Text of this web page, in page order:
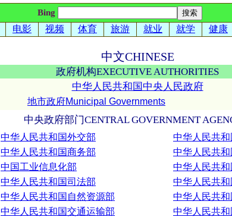
Bing
电影 视频 体育 旅游 就业 就学 健康
中文CHINESE
政府机构EXECUTIVE AUTHORITIES
中华人民共和国中央人民政府
地市政府Municipal Governments
中央政府部门CENTRAL GOVERNMENT
中华人民共和国外交部
中华人民共
中华人民共和国商务部
中华人民共
中国工业信息化部
中华人民共
中华人民共和国司法部
中华人民共
中华人民共和国自然资源部
中华人民共
中华人民共和国交通运输部
中华人民共